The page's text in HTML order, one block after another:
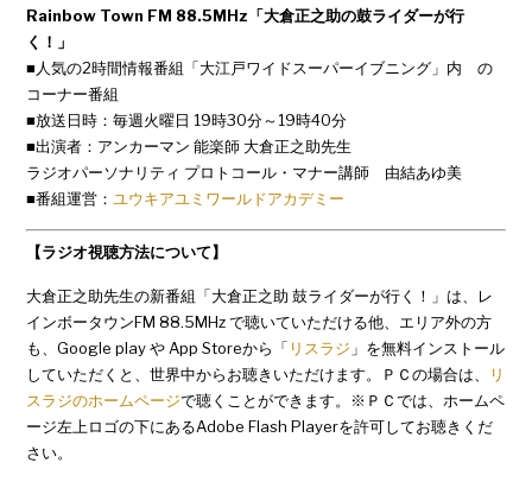
Rainbow Town FM 88.5MHz「大倉正之助の鼓ライダーが行
く！」
■人気の2時間情報番組「大江戸ワイドスーパーイブニング」内 の
コーナー番組
■放送日時：毎週火曜日 19時30分～19時40分
■出演者：アンカーマン 能楽師 大倉正之助先生
ラジオパーソナリティ プロトコール・マナー講師 由結あゆ美
■番組運営： ユウキアユミワールドアカデミー
【ラジオ視聴方法について】
大倉正之助先生の新番組「大倉正之助 鼓ライダーが行く！」は、レ
インボータウンFM 88.5MHz で聴いていただける他、エリア外の方
も、Google play や App Storeから「 リスラジ 」を無料インストール
していただくと、世界中からお聴きいただけます。ＰＣの場合は、
リ
スラジのホームページで聴くことができます。※ＰＣでは、ホームペ
ージ左上ロゴの下にあるAdobe Flash Playerを許可してお聴きくだ
さい。